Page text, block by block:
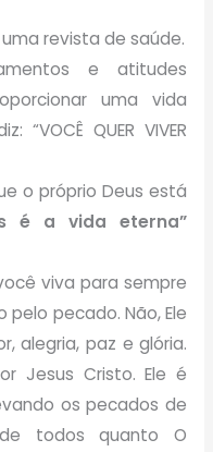
revista de saúde.
e atitudes
uma vida
QUER VIVER
o próprio Deus está
é a vida eterna”
viva para sempre
pecado. Não, Ele
alegria, paz e glória.
Jesus Cristo. Ele é
os pecados de
todos quanto O